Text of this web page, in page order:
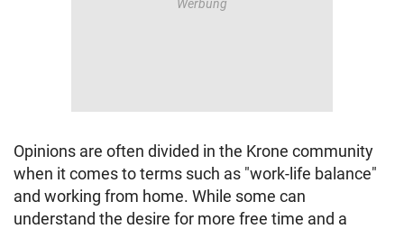
Opinions are often divided in the Krone community
when it comes to terms such as "work-life balance"
and working from home. While some can
understand the desire for more free time and a